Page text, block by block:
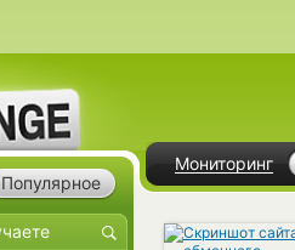
Мониторинг
Популярное